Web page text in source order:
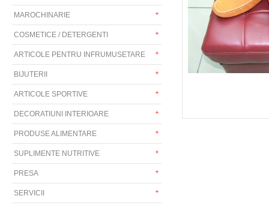
MAROCHINARIE
COSMETICE / DETERGENTI
ARTICOLE PENTRU INFRUMUSETARE
BIJUTERII
ARTICOLE SPORTIVE
DECORATIUNI INTERIOARE
PRODUSE ALIMENTARE
SUPLIMENTE NUTRITIVE
PRESA
SERVICII